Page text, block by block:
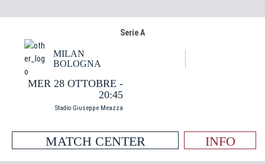
Serie A
MILAN
BOLOGNA
MER 28 OTTOBRE -
20:45
Stadio Giuseppe Meazza
MATCH CENTER INFO